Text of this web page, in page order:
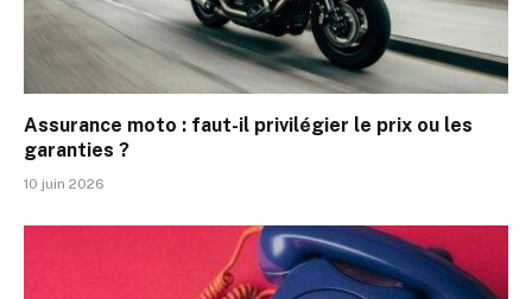
Assurance moto : faut-il privilégier le prix ou les
garanties ?
10 juin 2026